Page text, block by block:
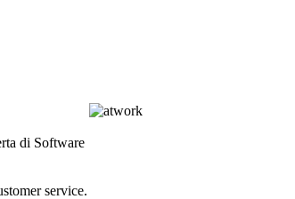
di Software
service.